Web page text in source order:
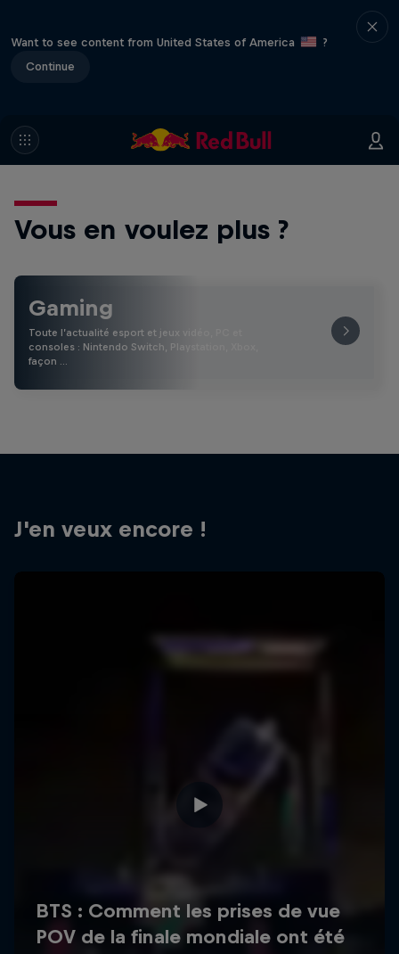
Want to see content from United States of America
?
Continue
Vous en voulez plus ?
Gaming
Toute l’actualité esport et jeux vidéo, PC et
consoles : Nintendo Switch, Playstation, Xbox,
façon …
J'en veux encore !